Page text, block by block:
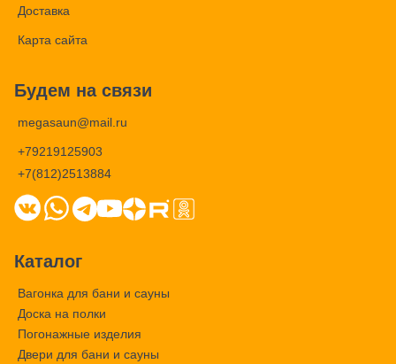
Доставка
Карта сайта
Будем на связи
megasaun@mail.ru
+79219125903
+7(812)2513884
Каталог
Вагонка для бани и сауны
Доска на полки
Погонажные изделия
Двери для бани и сауны